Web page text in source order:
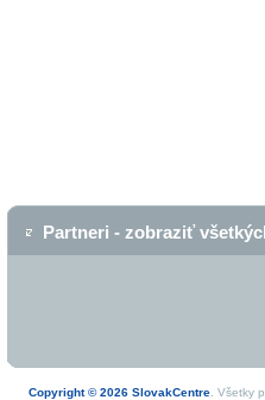
Partneri - zobraziť
Copyright © 2026 SlovakCentre. Všetky